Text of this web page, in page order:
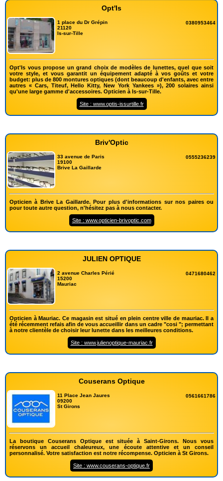
Opt'Is
1 place du Dr Grépin
21120
Is-sur-Tille
0380953464
Opt'Is vous propose un grand choix de modèles de lunettes, quel que soit
votre style, et vous garantit un équipement adapté à vos goûts et votre
budget: plus de 800 montures optiques (dont beaucoup d'enfants, avec entre
autres « Cars, Titeuf, Hello Kitty, New York Yankees »), 200 solaires ainsi
qu'une large gamme d'accessoires. Opticien à Is-sur-Tille.
Site : www.optis-issurtille.fr
Briv'Optic
33 avenue de Paris
19100
Brive La Gaillarde
0555236239
Opticien à Brive La Gaillarde. Pour plus d'informations sur nos paires ou
pour toute autre question, n'hésitez pas à nous contacter.
Site : www.opticien-brivoptic.com
JULIEN OPTIQUE
2 avenue Charles Périé
15200
Mauriac
0471680462
Opticien à Mauriac. Ce magasin est situé en plein centre ville de mauriac. Il a
été récemment refais afin de vous accueillir dans un cadre "cosi "; permettant
à notre clientèle de choisir leur lunette dans les meilleures conditions.
Site : www.julienoptique-mauriac.fr
Couserans Optique
11 Place Jean Jaures
09200
St Girons
0561661786
La boutique Couserans Optique est située à Saint-Girons. Nous vous
réservons un accueil chaleureux, une écoute attentive et un conseil
personnalisé. Votre satisfaction est notre récompense. Opticien à St Girons.
Site : www.couserans-optique.fr